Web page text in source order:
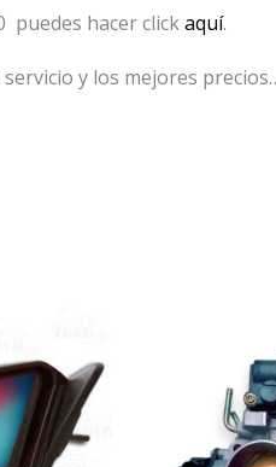
puedes hacer clickaquí.
y los mejores